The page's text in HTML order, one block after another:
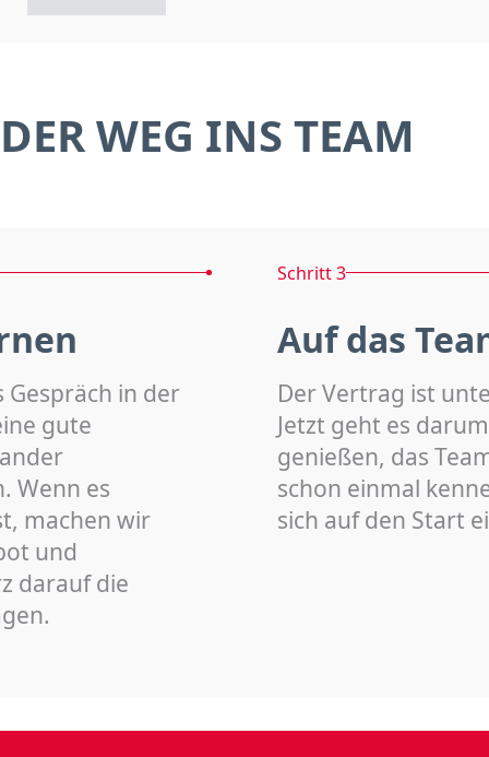
DER WEG INS TEAM
Gespräch in der
gute
Wenn es
machen wir
und
darauf die
Schritt 3
Auf das
Der Vertrag ist
Jetzt geht es
genießen, das
schon einmal
sich auf den Start